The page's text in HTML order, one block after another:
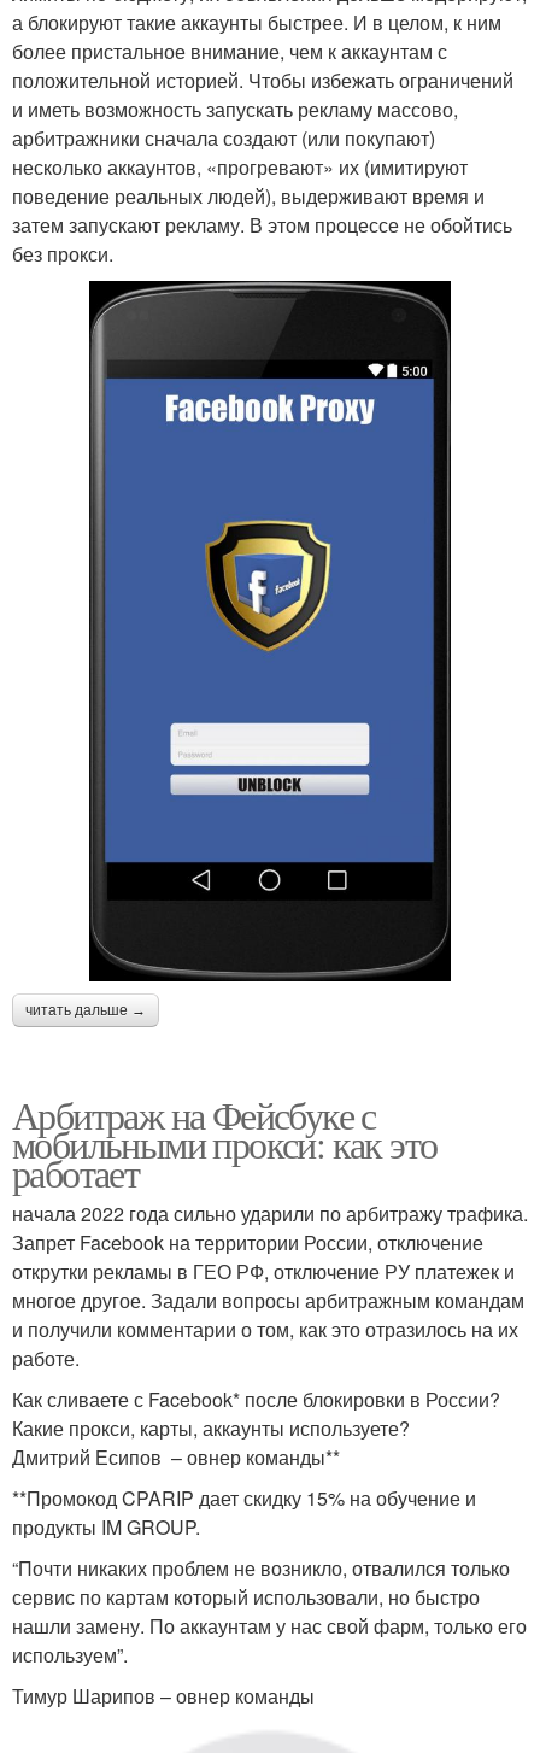
а блокируют такие аккаунты быстрее. И в целом, к ним
более пристальное внимание, чем к аккаунтам с
положительной историей. Чтобы избежать ограничений
и иметь возможность запускать рекламу массово,
арбитражники сначала создают (или покупают)
несколько аккаунтов, «прогревают» их (имитируют
поведение реальных людей), выдерживают время и
затем запускают рекламу. В этом процессе не обойтись
без прокси.
читать дальше →
Арбитраж на Фейсбуке с
мобильными прокси: как это
работает
начала 2022 года сильно ударили по арбитражу трафика.
Запрет Facebook на территории России, отключение
открутки рекламы в ГЕО РФ, отключение РУ платежек и
многое другое. Задали вопросы арбитражным командам
и получили комментарии о том, как это отразилось на их
работе.
Как сливаете с Facebook* после блокировки в России?
Какие прокси, карты, аккаунты используете?
Дмитрий Есипов – овнер команды**
**Промокод CPARIP дает скидку 15% на обучение и
продукты IM GROUP.
“Почти никаких проблем не возникло, отвалился только
сервис по картам который использовали, но быстро
нашли замену. По аккаунтам у нас свой фарм, только его
используем”.
Тимур Шарипов – овнер команды